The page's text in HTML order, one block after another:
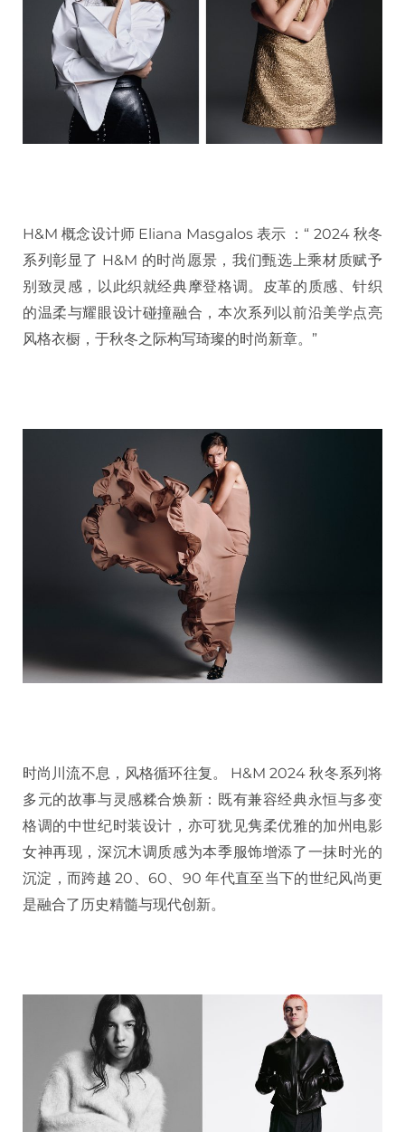
H&M 概念设计师 Eliana Masgalos 表示 ：“ 2024 秋冬
系列彰显了 H&M 的时尚愿景，我们甄选上乘材质赋予
别致灵感，以此织就经典摩登格调。皮革的质感、针织
的温柔与耀眼设计碰撞融合，本次系列以前沿美学点亮
风格衣橱，于秋冬之际构写琦璨的时尚新章。”
时尚川流不息，风格循环往复。 H&M 2024 秋冬系列将
多元的故事与灵感糅合焕新：既有兼容经典永恒与多变
格调的中世纪时装设计，亦可犹见隽柔优雅的加州电影
女神再现，深沉木调质感为本季服饰增添了一抹时光的
沉淀，而跨越 20、60、90 年代直至当下的世纪风尚更
是融合了历史精髓与现代创新。